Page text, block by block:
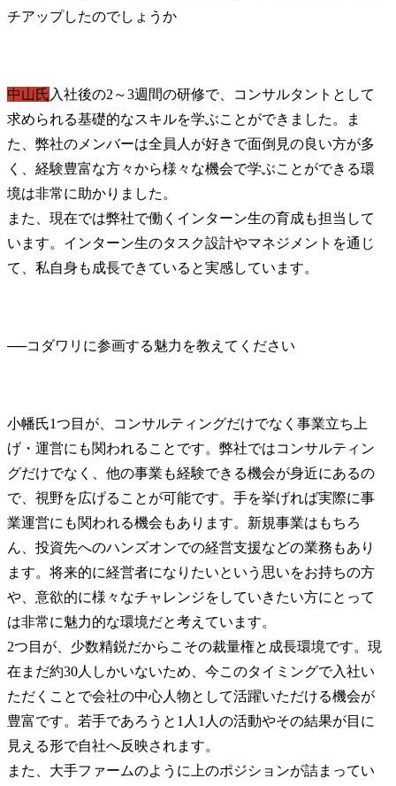
中山氏 入社後の2～3週間の研修で、コンサルタントとして
求められる基礎的なスキルを学ぶことができました。ま
た、弊社のメンバーは全員人が好きで面倒見の良い方が多
く、経験豊富な方々から様々な機会で学ぶことができる環
境は非常に助かりました。
また、現在では弊社で働くインターン生の育成も担当して
います。インターン生のタスク設計やマネジメントを通じ
て、私自身も成長できていると実感しています。
──
小幡氏1つ目が、コンサルティングだけでなく事業立ち上
げ・運営にも関われることです。弊社ではコンサルティン
グだけでなく、他の事業も経験できる機会が身近にあるの
で、視野を広げることが可能です。手を挙げれば実際に事
業運営にも関われる機会もあります。新規事業はもちろ
ん、投資先へのハンズオンでの経営支援などの業務もあり
ます。将来的に経営者になりたいという思いをお持ちの方
や、意欲的に様々なチャレンジをしていきたい方にとって
は非常に魅力的な環境だと考えています。
2つ目が、少数精鋭だからこその裁量権と成長環境です。現
在まだ約30人しかいないため、今このタイミングで入社い
ただくことで会社の中心人物として活躍いただける機会が
豊富です。若手であろうと1人1人の活動やその結果が目に
見える形で自社へ反映されます。
また、大手ファームのように上のポジションが詰まってい